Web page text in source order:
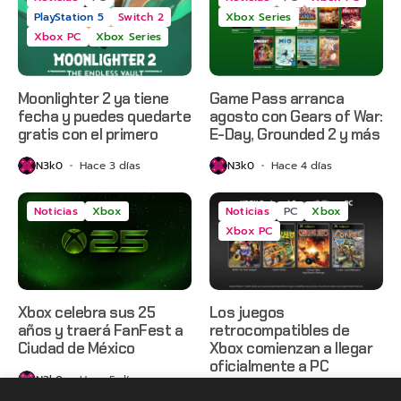
PlayStation 5
Switch 2
Xbox PC
Xbox Series
Moonlighter 2 ya tiene
fecha y puedes quedarte
gratis con el primero
N3k0 Hace 3 días
Xbox Series
Game Pass arranca
agosto con Gears of War:
E-Day, Grounded 2 y más
N3k0 Hace 4 días
Noticias Xbox
Xbox celebra sus 25
años y traerá FanFest a
Ciudad de México
N3k0 Hace 5 días
Noticias PC
Xbox
Xbox PC
Los juegos
retrocompatibles de
Xbox comienzan a llegar
oficialmente a PC